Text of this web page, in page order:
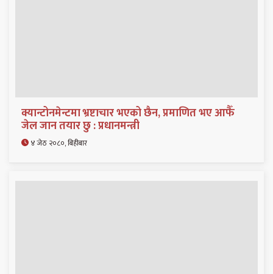
क्यान्टोनमेन्टमा भ्रष्टाचार भएको छैन, प्रमाणित भए आफैँ
जेल जान तयार छु : प्रधानमन्त्री
४ जेठ २०८०, बिहीबार